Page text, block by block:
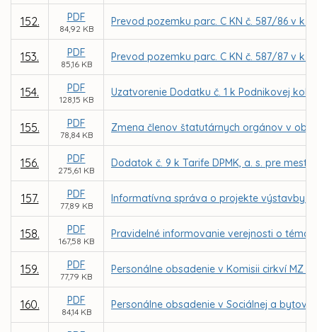
152. PDF
84,92 KB
Prevod pozemku parc. C KN č. 587/86 v
153. PDF
85,16 KB
Prevod pozemku parc. C KN č. 587/87 v
154. PDF
128,15 KB
Uzatvorenie Dodatku č. 1 k Podnikovej
155. PDF
78,84 KB
Zmena členov štatutárnych orgánov v
156. PDF
275,61 KB
Dodatok č. 9 k Tarife DPMK, a. s. pre
157. PDF
77,89 KB
Informatívna správa o projekte výstavby
158. PDF
167,58 KB
Pravidelné informovanie verejnosti o
159. PDF
77,79 KB
Personálne obsadenie v Komisii cirkví MZ v
160. PDF
84,14 KB
Personálne obsadenie v Sociálnej a